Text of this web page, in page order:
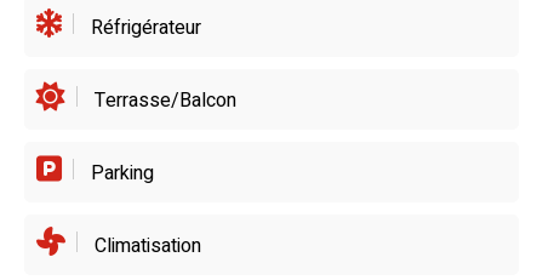
Réfrigérateur
Terrasse/Balcon
Parking
Climatisation